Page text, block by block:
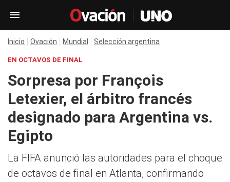
Inicio Ovación Mundial Selección argentina
EN OCTAVOS DE FINAL
Sorpresa por François
Letexier, el árbitro francés
designado para Argentina vs.
Egipto
La FIFA anunció las autoridades para el choque
de octavos de final en Atlanta, confirmando